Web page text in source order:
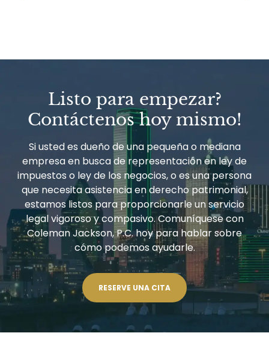
Listo para empezar?
Contáctenos hoy mismo!
Si usted es dueño de una pequeña o mediana
empresa en busca de representación en ley de
impuestos o ley de los negocios, o es una persona
que necesita asistencia en derecho patrimonial,
estamos listos para proporcionarle un servicio
legal vigoroso y compasivo. Comuníquese con
Coleman Jackson, P.C. hoy para hablar sobre
cómo podemos ayudarle.
RESERVE UNA CITA